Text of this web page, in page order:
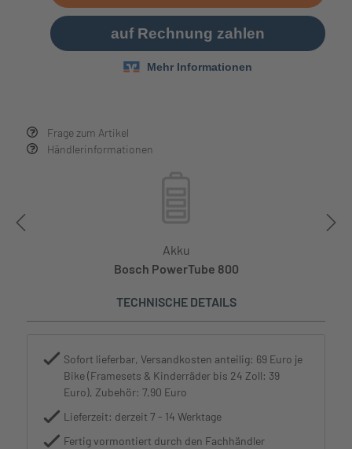
Frage zum Artikel
Händlerinformationen
Akku
Bosch PowerTube 800
TECHNISCHE DETAILS
Sofort lieferbar, Versandkosten anteilig: 69 Euro je
Bike (Framesets & Kinderräder bis 24 Zoll: 39
Euro), Zubehör: 7,90 Euro
Lieferzeit: derzeit 7 - 14 Werktage
Fertig vormontiert durch den Fachhändler